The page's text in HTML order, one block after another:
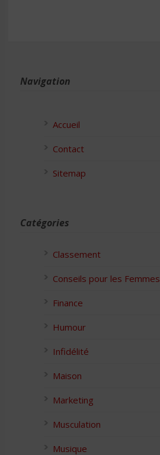
Navigation
Accueil
Contact
Sitemap
Catégories
Classement
Conseils pour les Femmes
Finance
Humour
Infidélité
Maison
Marketing
Musculation
Musique